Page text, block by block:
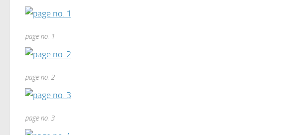
page no. 1
page no. 2
page no. 3